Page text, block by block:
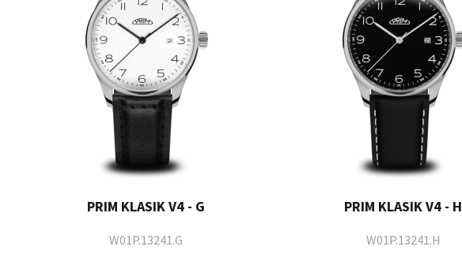
PRIM KLASIK V4 - G
W01P.13241.G
PRIM KLASIK V4 - H
W01P.13241.H